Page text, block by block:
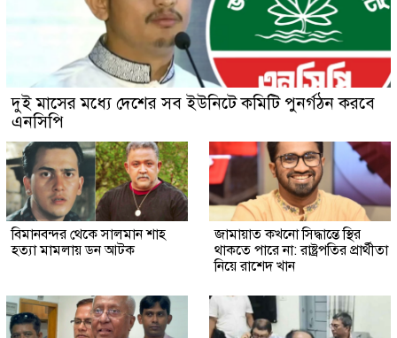
দুই মাসের মধ্যে দেশের সব ইউনিটে কমিটি পুনর্গঠন করবে
এনসিপি
বিমানবন্দর থেকে সালমান শাহ
হত্যা মামলায় ডন আটক
জামায়াত কখনো সিদ্ধান্তে স্থির
থাকতে পারে না: রাষ্ট্রপতির প্রার্থীতা
নিয়ে রাশেদ খান